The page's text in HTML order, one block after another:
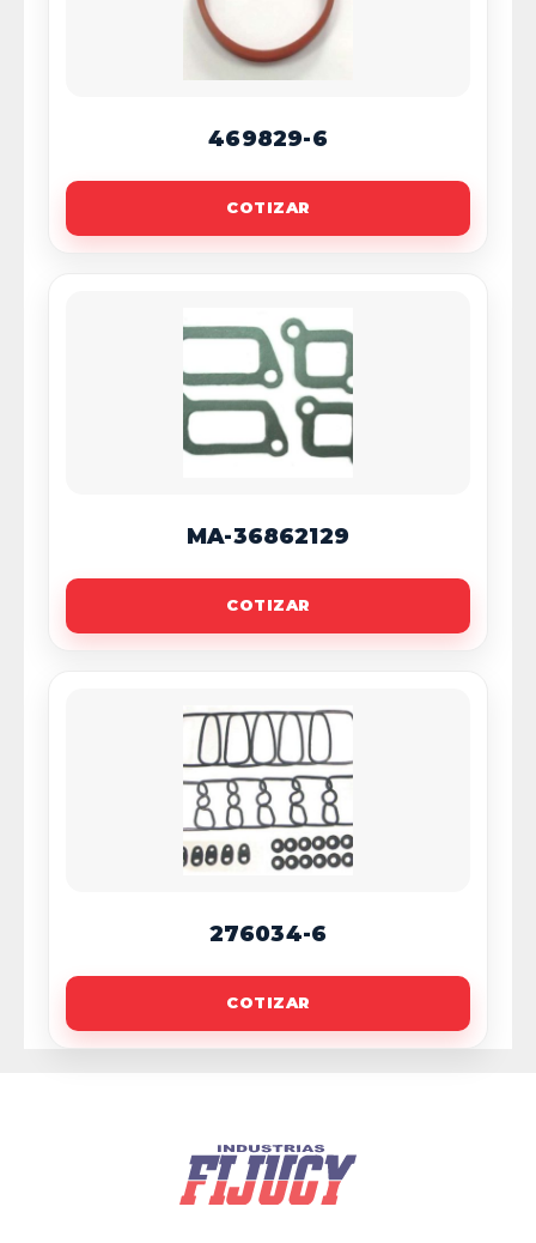
469829-6
COTIZAR
MA-36862129
COTIZAR
276034-6
COTIZAR